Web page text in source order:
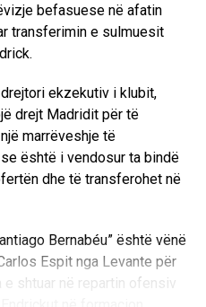
të rivalizojë
në garën për titullin e
befasuese në afatin
transferimin e sulmuesit
ekzekutiv i klubit,
drejt Madridit për të
marrëveshje të
është i vendosur ta bindë
dhe të transferohet në
Bernabéu” është vënë
Espit nga Levante për
e shtuar në repartin ofensiv